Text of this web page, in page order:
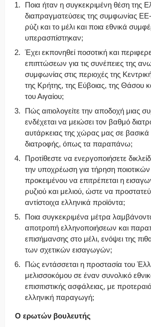
Ποια ήταν η συγκεκριμένη θέση της
διαπραγματεύσεις της συμφωνίας
ρύζι και το μέλι και ποια εθνικά
υπερασπίστηκαν;
Έχει εκπονηθεί ποσοτική και
επιπτώσεων για τις συνέπειες της
συμφωνίας στις περιοχές της
της Κρήτης, της Εύβοιας, της Θάσου
του Αιγαίου;
Πώς αιτιολογείτε την αποδοχή μιας
ενδέχεται να μειώσει τον βαθμό
αυτάρκειας της χώρας μας σε βασικά
διατροφής, όπως τα παραπάνω;
Προτίθεστε να ενεργοποιήσετε
την υποχρέωση για τήρηση
προκειμένου να επιτρέπεται η
ρυζιού και μελιού, ώστε να
αντίστοιχα ελληνικά προϊόντα;
Ποια συγκεκριμένα μέτρα
αποτροπή ελληνοποιήσεων και
επισήμανσης στο μέλι, ενόψει της
των σχετικών εισαγωγών;
Πώς εντάσσεται η προστασία του
μελισσοκόμου σε έναν συνολικό
επισιτιστικής ασφάλειας, με
ελληνική παραγωγή;
Ο ερωτών βουλευτής